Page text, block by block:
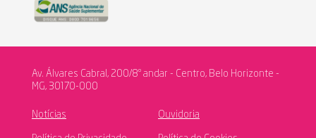
Av. Álvares Cabral, 200/8º andar - Centro, Belo Horizonte -
MG, 30170-000
Notícias Ouvidoria